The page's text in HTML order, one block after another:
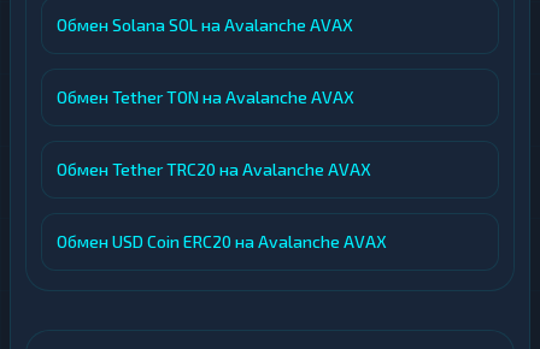
Обмен Solana SOL на Avalanche AVAX
Обмен Tether TON на Avalanche AVAX
Обмен Tether TRC20 на Avalanche AVAX
Обмен USD Coin ERC20 на Avalanche AVAX